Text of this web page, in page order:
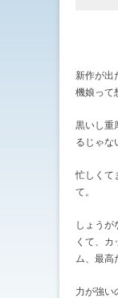
新作が出
機娘って
黒いし重
るじゃな
忙しくて
て。
しょうが
くて、
ム、最高
力が強い